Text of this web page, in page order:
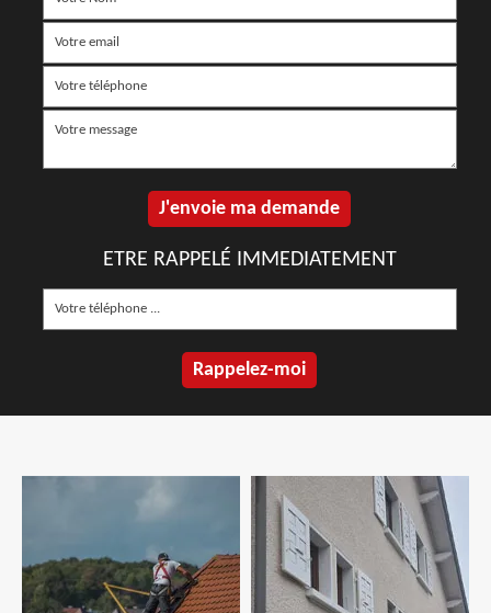
ETRE RAPPELÉ IMMEDIATEMENT